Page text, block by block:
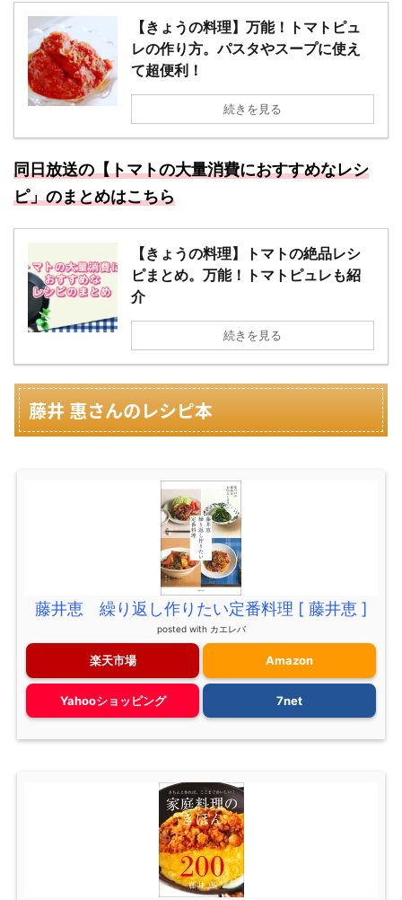
【きょうの料理】万能！トマトピュ
レの作り方。パスタやスープに使え
て超便利！
続きを見る
同日放送の【トマトの大量消費におすすめなレシ
ピ」のまとめはこちら
【きょうの料理】トマトの絶品レシ
ピまとめ。万能！トマトピュレも紹
介
続きを見る
藤井 惠さんのレシピ本
藤井恵 繰り返し作りたい定番料理 [ 藤井恵 ]
posted with カエレバ
楽天市場 Amazon
Yahooショッピング 7net